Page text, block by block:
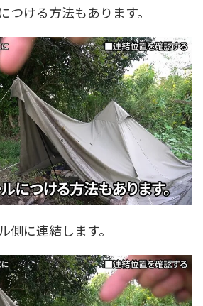
つける方法もあります。
側に連結します。